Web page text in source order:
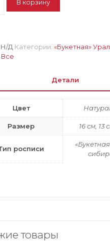
В корзину
Н/Д Категории: «Букетная»
Все
Детали
Цвет
Размер 16 см, 13
росписи
товары